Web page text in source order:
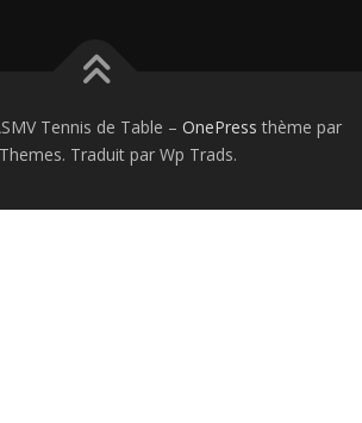
Tennis de Table – OnePress thème par
Traduit par Wp Trads.